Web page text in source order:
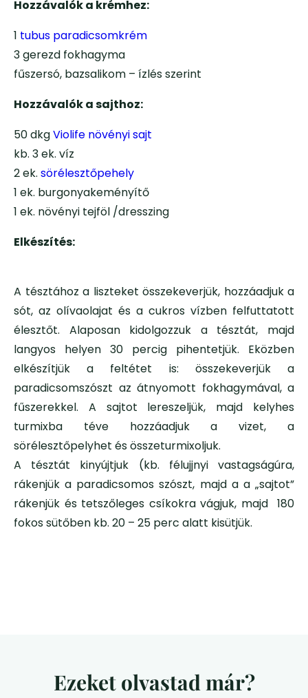
Hozzávalók a krémhez:
1 tubus paradicsomkrém
3 gerezd fokhagyma
fűszersó, bazsalikom – ízlés szerint
Hozzávalók a sajthoz:
50 dkgViolife növényi sajt
kb. 3 ek. víz
2 ek. sörélesztőpehely
1 ek. burgonyakeményítő
1 ek. növényi tejföl /dresszing
Elkészítés:
A tésztához a liszteket összekeverjük, hozzáadjuk a
sót, az olívaolajat és a cukros vízben felfuttatott
élesztőt. Alaposan kidolgozzuk a tésztát, majd
langyos helyen 30 percig pihentetjük. Eközben
elkészítjük a feltétet is: összekeverjük a
paradicsomszószt az átnyomott fokhagymával, a
fűszerekkel. A sajtot lereszeljük, majd kelyhes
turmixba téve hozzáadjuk a vizet, a
sörélesztőpelyhet és összeturmixoljuk.
A tésztát kinyújtjuk (kb. félujjnyi vastagságúra,
rákenjük a paradicsomos szószt, majd a a „sajtot”
rákenjük és tetszőleges csíkokra vágjuk, majd 180
fokos sütőben kb. 20 – 25 perc alatt kisütjük.
Ezeket olvastad már?